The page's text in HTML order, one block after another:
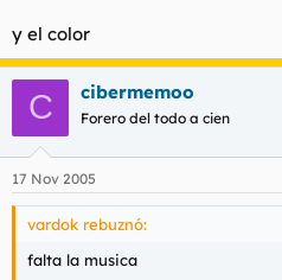
y el color
C cibermemoo
Forero del todo a cien
17 Nov 2005
vardok rebuznó:
falta la musica